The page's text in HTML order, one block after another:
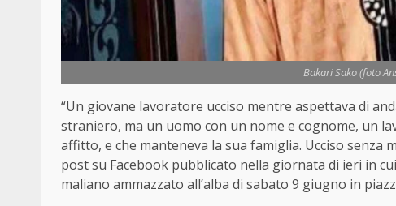
Bakari Sako (foto
“Un giovane lavoratore ucciso mentre aspettava di
straniero, ma un uomo con un nome e cognome, un
affitto, e che manteneva la sua famiglia. Ucciso senza
post su Facebook pubblicato nella giornata di ieri in
maliano ammazzato all’alba di sabato 9 giugno in